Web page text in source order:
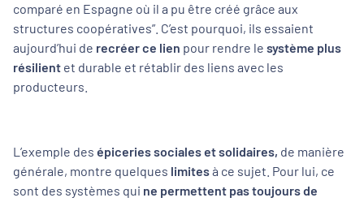
comparé en Espagne où il a pu être créé grâce aux
structures coopératives”. C’est pourquoi, ils essaient
aujourd’hui de recréer ce lien pour rendre le système plus
résilient et durable et rétablir des liens avec les
producteurs.
L’exemple des épiceries sociales et solidaires, de manière
générale, montre quelques limitesà ce sujet. Pour lui, ce
sont des systèmes qui ne permettent pas toujours de